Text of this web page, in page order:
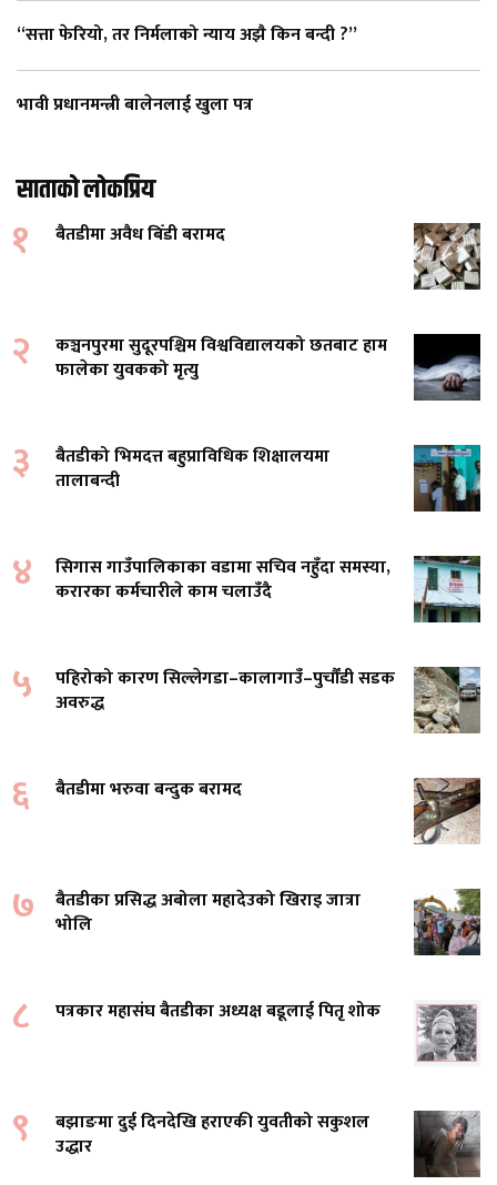
“सत्ता फेरियो, तर निर्मलाको न्याय अझै किन बन्दी ?”
भावी प्रधानमन्त्री बालेनलाई खुला पत्र
साताको लोकप्रिय
१ बैतडीमा अवैध बिँडी बरामद
२
कञ्चनपुरमा सुदूरपश्चिम विश्वविद्यालयको छतबाट हाम
फालेका युवकको मृत्यु
३
बैतडीको भिमदत्त बहुप्राविधिक शिक्षालयमा
तालाबन्दी
४
सिगास गाउँपालिकाका वडामा सचिव नहुँदा समस्या,
करारका कर्मचारीले काम चलाउँदै
५
पहिरोको कारण सिल्लेगडा–कालागाउँ–पुर्चौंडी सडक
अवरुद्ध
६ बैतडीमा भरुवा बन्दुक बरामद
७
बैतडीका प्रसिद्ध अबोला महादेउको खिराइ जात्रा
भोलि
८ पत्रकार महासंघ बैतडीका अध्यक्ष बडूलाई पितृ शोक
९
बझाङमा दुई दिनदेखि हराएकी युवतीको सकुशल
उद्धार